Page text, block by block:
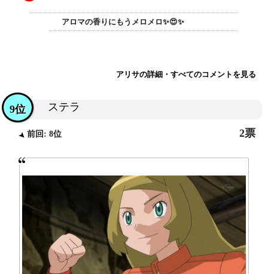
アロマの香りにもうメロメロ✨😍✨
アリサの詳細・すべてのコメントを見る
ステラ
9位
前回: 8位 2票